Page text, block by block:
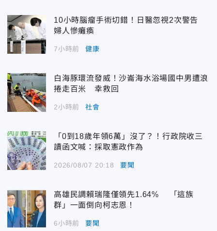
10小時腦瘤手術切錯！日醫忽視2次警告
婦人慘癱瘓
7小時前 健康
白海豚環流發威！沙崙海水浴場國中男遭浪
捲走百米 幸救回
2小時前 社會
「0到18歲年領6萬」沒了？！行政院收三
讀函文喊：採取憲政作為
2026/08/07 20:18 要聞
高雄民調賴瑞隆僅領先1.64% 「這族
群」一面倒向柯志恩！
6小時前 要聞